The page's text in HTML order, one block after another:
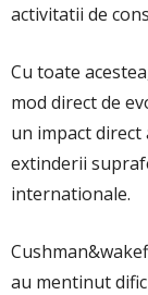
activitatii de
Cu toate
mod direct de
un impact
extinderii
internationale.
au mentinut